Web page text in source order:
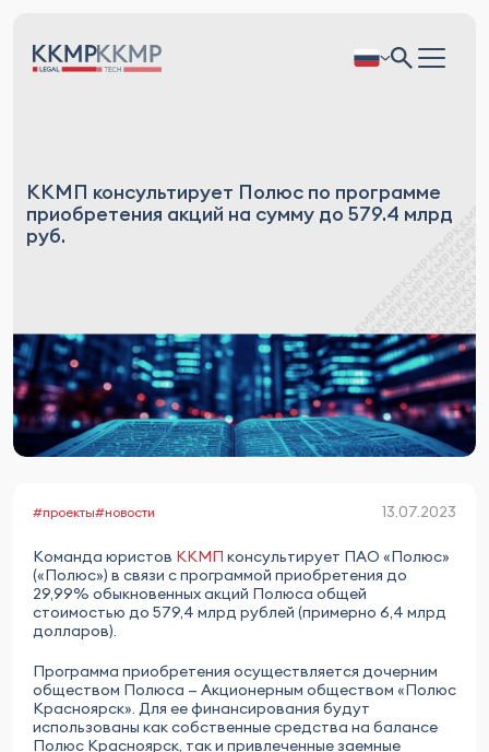
ККМП консультирует Полюс по программе
приобретения акций на сумму до 579.4 млрд
руб.
#проекты#новости 13.07.2023
Команда юристов ККМП консультирует ПАО «Полюс»
(«Полюс») в связи с программой приобретения до
29,99% обыкновенных акций Полюса общей
стоимостью до 579,4 млрд рублей (примерно 6,4 млрд
долларов).
Программа приобретения осуществляется дочерним
обществом Полюса — Акционерным обществом «Полюс
Красноярск». Для ее финансирования будут
использованы как собственные средства на балансе
Полюс Красноярск, так и привлеченные заемные